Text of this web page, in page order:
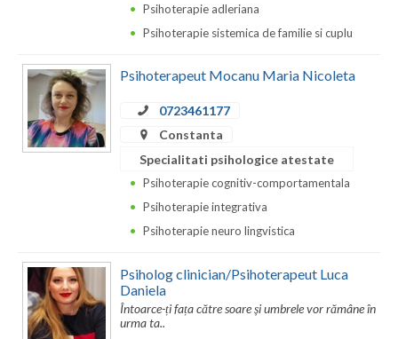
Psihoterapie adleriana
Psihoterapie sistemica de familie si cuplu
Psihoterapeut Mocanu Maria Nicoleta
0723461177
Constanta
Specialitati psihologice atestate
Psihoterapie cognitiv-comportamentala
Psihoterapie integrativa
Psihoterapie neuro lingvistica
Psiholog clinician/Psihoterapeut Luca
Daniela
Întoarce-ți fața către soare și umbrele vor rămâne în
urma ta..